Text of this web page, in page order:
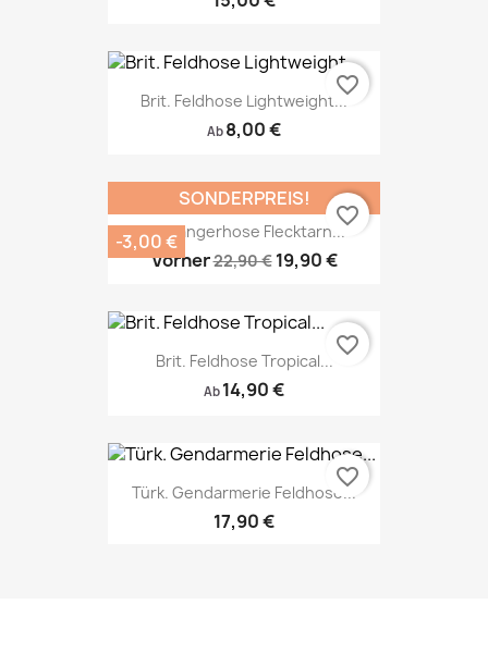
Brit. Feldhose Lightweight...
Ab 8,00 €
favorite_border
US Rangerhose Flecktarn...
Vorher22,90 € 19,90 €
SONDERPREIS!
-3,00 €
favorite_border
Brit. Feldhose Tropical...
Ab 14,90 €
favorite_border
Türk. Gendarmerie Feldhose...
17,90 €
favorite_border